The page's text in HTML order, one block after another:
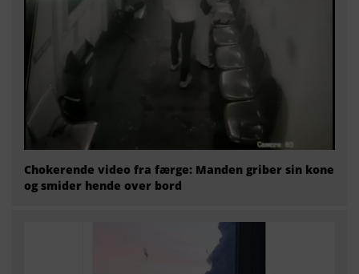
Chokerende video fra færge: Manden griber sin kone
og smider hende over bord